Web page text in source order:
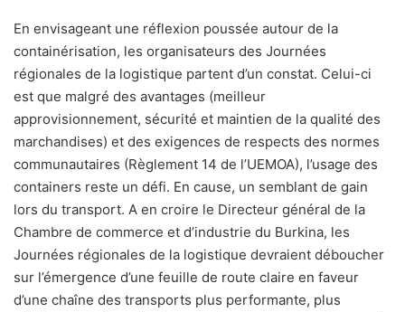
En envisageant une réflexion poussée autour de la
containérisation, les organisateurs des Journées
régionales de la logistique partent d’un constat. Celui-ci
est que malgré des avantages (meilleur
approvisionnement, sécurité et maintien de la qualité des
marchandises) et des exigences de respects des normes
communautaires (Règlement 14 de l’UEMOA), l’usage des
containers reste un défi. En cause, un semblant de gain
lors du transport. A en croire le Directeur général de la
Chambre de commerce et d’industrie du Burkina, les
Journées régionales de la logistique devraient déboucher
sur l’émergence d’une feuille de route claire en faveur
d’une chaîne des transports plus performante, plus